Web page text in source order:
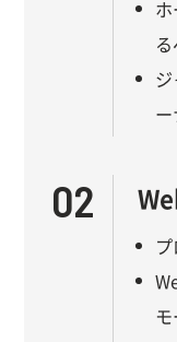
ホ
ジ
ー
02
モ